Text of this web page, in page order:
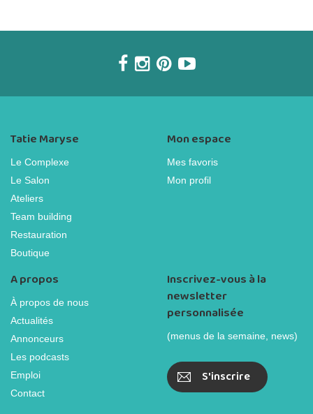
Tatie Maryse
Le Complexe
Le Salon
Ateliers
Team building
Restauration
Boutique
Mon espace
Mes favoris
Mon profil
A propos
À propos de nous
Actualités
Annonceurs
Les podcasts
Emploi
Contact
Inscrivez-vous à la
newsletter
personnalisée
(menus de la semaine, news)
S'inscrire